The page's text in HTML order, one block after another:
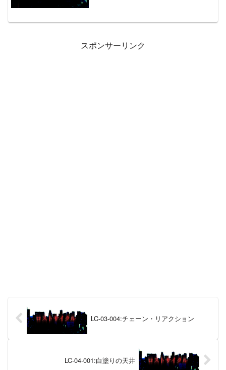
スポンサーリンク
LC-03-004:チェーン・リアクション
LC-04-001:白塗りの天井